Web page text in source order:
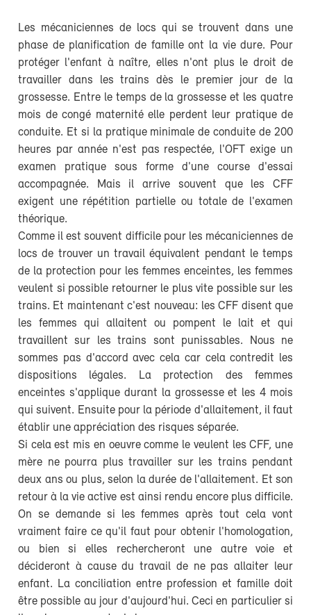
Les mécaniciennes de locs qui se trouvent dans une
phase de planification de famille ont la vie dure. Pour
protéger l'enfant à naître, elles n'ont plus le droit de
travailler dans les trains dès le premier jour de la
grossesse. Entre le temps de la grossesse et les quatre
mois de congé maternité elle perdent leur pratique de
conduite. Et si la pratique minimale de conduite de 200
heures par année n'est pas respectée, l'OFT exige un
examen pratique sous forme d'une course d'essai
accompagnée. Mais il arrive souvent que les CFF
exigent une répétition partielle ou totale de l'examen
théorique.
Comme il est souvent difficile pour les mécaniciennes de
locs de trouver un travail équivalent pendant le temps
de la protection pour les femmes enceintes, les femmes
veulent si possible retourner le plus vite possible sur les
trains. Et maintenant c'est nouveau: les CFF disent que
les femmes qui allaitent ou pompent le lait et qui
travaillent sur les trains sont punissables. Nous ne
sommes pas d'accord avec cela car cela contredit les
dispositions légales. La protection des femmes
enceintes s'applique durant la grossesse et les 4 mois
qui suivent. Ensuite pour la période d'allaitement, il faut
établir une appréciation des risques séparée.
Si cela est mis en oeuvre comme le veulent les CFF, une
mère ne pourra plus travailler sur les trains pendant
deux ans ou plus, selon la durée de l'allaitement. Et son
retour à la vie active est ainsi rendu encore plus difficile.
On se demande si les femmes après tout cela vont
vraiment faire ce qu'il faut pour obtenir l'homologation,
ou bien si elles rechercheront une autre voie et
décideront à cause du travail de ne pas allaiter leur
enfant. La conciliation entre profession et famille doit
être possible au jour d'aujourd'hui. Ceci en particulier si